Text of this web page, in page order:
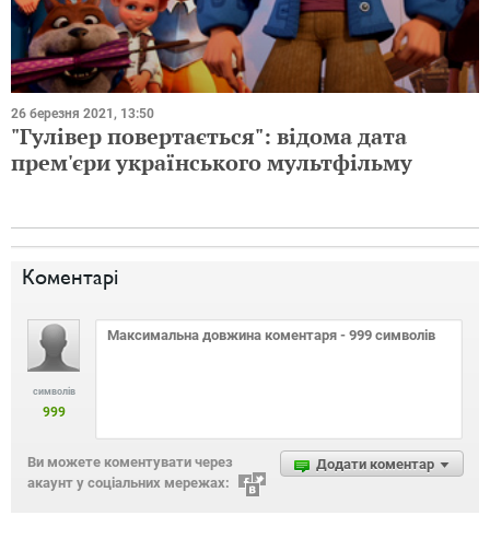
26 березня 2021, 13:50
"Гулівер повертається": відома дата
прем'єри українського мультфільму
Коментарі
символів
999
Додати коментар
Ви можете коментувати через
акаунт у соціальних мережах: